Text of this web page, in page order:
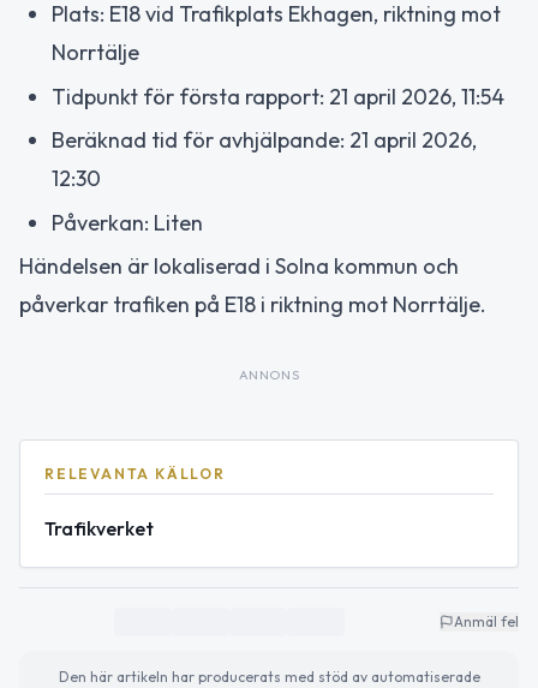
Plats: E18 vid Trafikplats Ekhagen, riktning mot
Norrtälje
Tidpunkt för första rapport: 21 april 2026, 11:54
Beräknad tid för avhjälpande: 21 april 2026,
12:30
Påverkan: Liten
Händelsen är lokaliserad i Solna kommun och
påverkar trafiken på E18 i riktning mot Norrtälje.
ANNONS
RELEVANTA KÄLLOR
Trafikverket
Anmäl fel
Den här artikeln har producerats med stöd av automatiserade